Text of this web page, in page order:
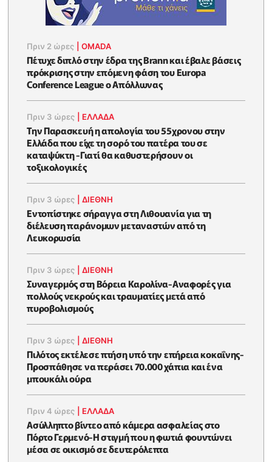
Πριν 2 ώρες |OMADA
Πέτυχε διπλό στην έδρα της Brann και έβαλε βάσεις
πρόκρισης στην επόμενη φάση του Europa
Conference League ο Απόλλωνας
Πριν 3 ώρες ΕΛΛΑΔΑ
Την Παρασκευή η απολογία του 55χρονου στην
Ελλάδα που είχε τη σορό του πατέρα του σε
καταψύκτη -Γιατί θα καθυστερήσουν οι
τοξικολογικές
Πριν 3 ώρες |ΔΙΕΘΝΗ
Εντοπίστηκε σήραγγα στη Λιθουανία για τη
διέλευση παράνομων μεταναστών από τη
Λευκορωσία
Πριν 3 ώρες |ΔΙΕΘΝΗ
Συναγερμός στη Βόρεια Καρολίνα-Αναφορές για
πολλούς νεκρούς και τραυματίες μετά από
πυροβολισμούς
Πριν 3 ώρες |ΔΙΕΘΝΗ
Πιλότος εκτέλεσε πτήση υπό την επήρεια κοκαΐνης-
Προσπάθησε να περάσει 70.000 χάπια και ένα
μπουκάλι ούρα
Πριν 4 ώρες ΕΛΛΑΔΑ
Ασύλληπτο βίντεο από κάμερα ασφαλείας στο
Πόρτο Γερμενό-Η στιγμή που η φωτιά φουντώνει
μέσα σε οικισμό σε δευτερόλεπτα